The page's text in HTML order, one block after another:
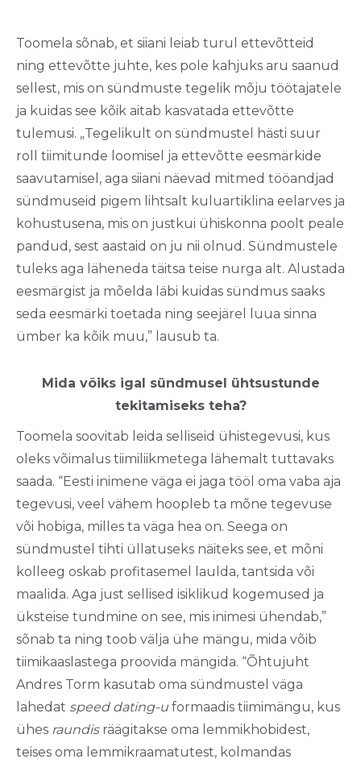
Toomela sõnab, et siiani leiab turul ettevõtteid
ning ettevõtte juhte, kes pole kahjuks aru saanud
sellest, mis on sündmuste tegelik mõju töötajatele
ja kuidas see kõik aitab kasvatada ettevõtte
tulemusi. „Tegelikult on sündmustel hästi suur
roll tiimitunde loomisel ja ettevõtte eesmärkide
saavutamisel, aga siiani näevad mitmed tööandjad
sündmuseid pigem lihtsalt kuluartiklina eelarves ja
kohustusena, mis on justkui ühiskonna poolt peale
pandud, sest aastaid on ju nii olnud. Sündmustele
tuleks aga läheneda täitsa teise nurga alt. Alustada
eesmärgist ja mõelda läbi kuidas sündmus saaks
seda eesmärki toetada ning seejärel luua sinna
ümber ka kõik muu,” lausub ta.
Mida võiks igal sündmusel ühtsustunde
tekitamiseks teha?
Toomela soovitab leida selliseid ühistegevusi, kus
oleks võimalus tiimiliikmetega lähemalt tuttavaks
saada. “Eesti inimene väga ei jaga tööl oma vaba aja
tegevusi, veel vähem hoopleb ta mõne tegevuse
või hobiga, milles ta väga hea on. Seega on
sündmustel tihti üllatuseks näiteks see, et mõni
kolleeg oskab profitasemel laulda, tantsida või
maalida. Aga just sellised isiklikud kogemused ja
üksteise tundmine on see, mis inimesi ühendab,”
sõnab ta ning toob välja ühe mängu, mida võib
tiimikaaslastega proovida mängida. “Õhtujuht
Andres Torm kasutab oma sündmustel väga
lahedat speed dating-u formaadis tiimimängu, kus
ühes raundisräägitakse oma lemmikhobidest,
teises oma lemmikraamatutest, kolmandas